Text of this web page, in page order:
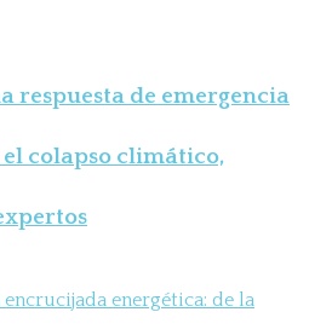
respuesta de emergencia
colapso climático,